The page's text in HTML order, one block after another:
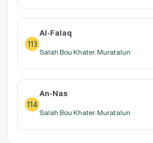
113
Al-Falaq
Salah Bou Khater: Muratalun
114
An-Nas
Salah Bou Khater: Muratalun